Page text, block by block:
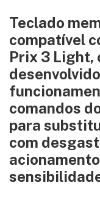
Teclado
compatível
Prix 3 Light,
comandos
para
com